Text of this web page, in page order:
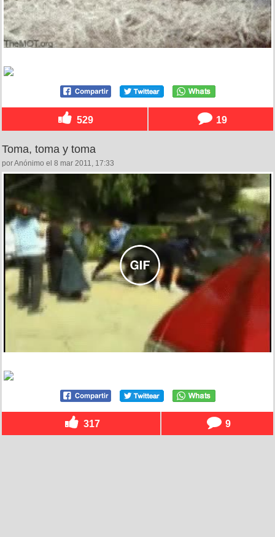
529 19
Toma, toma y toma
por Anónimo el 8 mar 2011, 17:33
317 9